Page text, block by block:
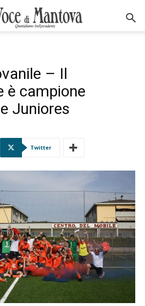
– Il
è campione
Juniores
Twitter